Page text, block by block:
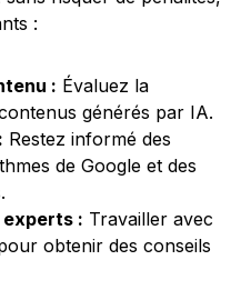
:
: Évaluez la
générés par IA.
Restez informé des
de Google et des
: Travailler avec
obtenir des conseils